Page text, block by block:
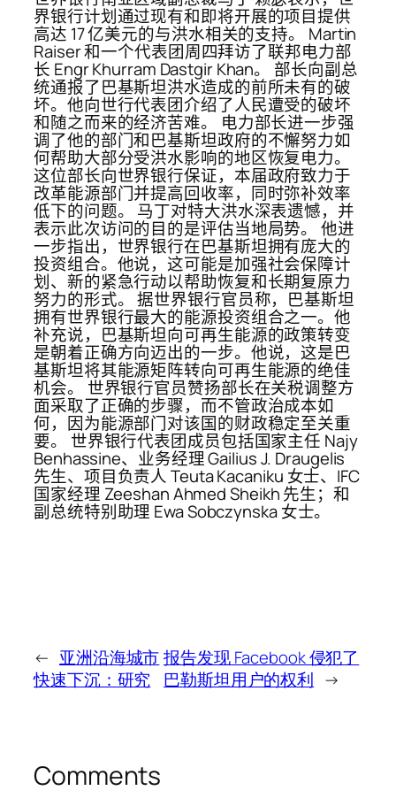
界银行计划通过现有和即将开展的项目提供
高达 17 亿美元的与洪水相关的支持。 Martin
Raiser 和一个代表团周四拜访了联邦电力部
长 Engr Khurram Dastgir Khan。 部长向副总
统通报了巴基斯坦洪水造成的前所未有的破
坏。他向世行代表团介绍了人民遭受的破坏
和随之而来的经济苦难。 电力部长进一步强
调了他的部门和巴基斯坦政府的不懈努力如
何帮助大部分受洪水影响的地区恢复电力。
这位部长向世界银行保证，本届政府致力于
改革能源部门并提高回收率，同时弥补效率
低下的问题。 马丁对特大洪水深表遗憾，并
表示此次访问的目的是评估当地局势。 他进
一步指出，世界银行在巴基斯坦拥有庞大的
投资组合。他说，这可能是加强社会保障计
划、新的紧急行动以帮助恢复和长期复原力
努力的形式。 据世界银行官员称，巴基斯坦
拥有世界银行最大的能源投资组合之一。他
补充说，巴基斯坦向可再生能源的政策转变
是朝着正确方向迈出的一步。他说，这是巴
基斯坦将其能源矩阵转向可再生能源的绝佳
机会。 世界银行官员赞扬部长在关税调整方
面采取了正确的步骤，而不管政治成本如
何，因为能源部门对该国的财政稳定至关重
要。 世界银行代表团成员包括国家主任 Najy
Benhassine、业务经理 Gailius J. Draugelis
先生、项目负责人 Teuta Kacaniku 女士、IFC
国家经理 Zeeshan Ahmed Sheikh 先生；和
副总统特别助理 Ewa Sobczynska 女士。
← 亚洲沿海城市
快速下沉：研究
报告发现 Facebook 侵犯了
巴勒斯坦用户的权利 →
Comments